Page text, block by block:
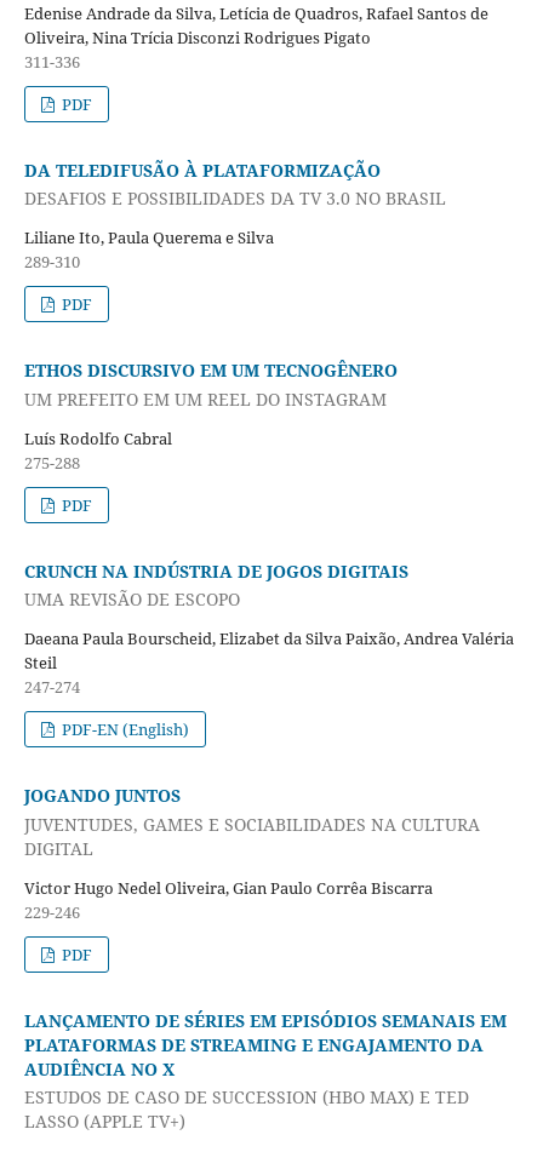
Edenise Andrade da Silva, Letícia de Quadros, Rafael Santos de
Oliveira, Nina Trícia Disconzi Rodrigues Pigato
311-336
PDF
DA TELEDIFUSÃO À PLATAFORMIZAÇÃO
DESAFIOS E POSSIBILIDADES DA TV 3.0 NO BRASIL
Liliane Ito, Paula Querema e Silva
289-310
PDF
ETHOS DISCURSIVO EM UM TECNOGÊNERO
UM PREFEITO EM UM REEL DO INSTAGRAM
Luís Rodolfo Cabral
275-288
PDF
CRUNCH NA INDÚSTRIA DE JOGOS DIGITAIS
UMA REVISÃO DE ESCOPO
Daeana Paula Bourscheid, Elizabet da Silva Paixão, Andrea Valéria
Steil
247-274
PDF-EN (English)
JOGANDO JUNTOS
JUVENTUDES, GAMES E SOCIABILIDADES NA CULTURA
DIGITAL
Victor Hugo Nedel Oliveira, Gian Paulo Corrêa Biscarra
229-246
PDF
LANÇAMENTO DE SÉRIES EM EPISÓDIOS SEMANAIS EM
PLATAFORMAS DE STREAMING E ENGAJAMENTO DA
AUDIÊNCIA NO X
ESTUDOS DE CASO DE SUCCESSION (HBO MAX) E TED
LASSO (APPLE TV+)